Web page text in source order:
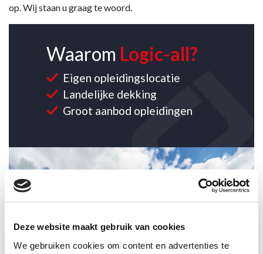
Deze website maakt gebruik van cookies
We gebruiken cookies om content en advertenties te
op. Wij staan u graag te woord.
Waarom Logic-all?
Eigen opleidingslocatie
Landelijke dekking
Groot aanbod opleidingen